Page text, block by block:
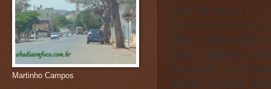
com 98 anos.
Ao se tornar pai, o
filhos, devendo
amor, carinho e
Segundo a
direito a cinco
Martinho Campos